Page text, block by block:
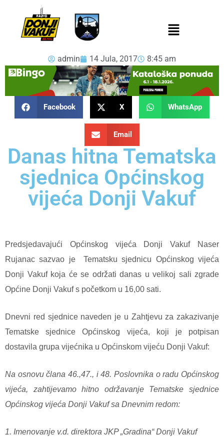
admin 14 Jula, 2017 8:45 am
Facebook X WhatsApp
Email
Danas hitna Tematska
sjednica Općinskog
vijeća Donji Vakuf
Predsjedavajući Općinskog vijeća Donji Vakuf Naser
Rujanac sazvao je Tematsku sjednicu Općinskog vijeća
Donji Vakuf koja će se održati danas u velikoj sali zgrade
Općine Donji Vakuf s početkom u 16,00 sati.
Dnevni red sjednice naveden je u Zahtjevu za zakazivanje
Tematske sjednice Općinskog vijeća, koji je potpisan
dostavila grupa vijećnika u Općinskom vijeću Donji Vakuf:
Na osnovu člana 46.,47., i 48. Poslovnika o radu Općinskog
vijeća, zahtijevamo hitno održavanje Tematske sjednice
Općinskog vijeća Donji Vakuf sa Dnevnim redom:
1. Imenovanje v.d. direktora JKP „Gradina“ Donji Vakuf